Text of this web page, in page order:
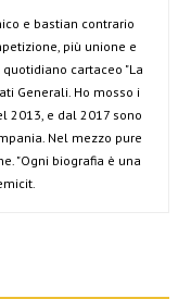
e bastian contrario
più unione e
cartaceo "La
Generali. Ho mosso i
2013, e dal 2017 sono
Nel mezzo pure
"Ogni biografia è una